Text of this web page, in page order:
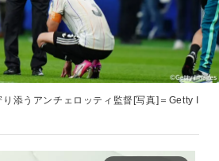
添うアンチェロッティ監督[写真]＝Getty I